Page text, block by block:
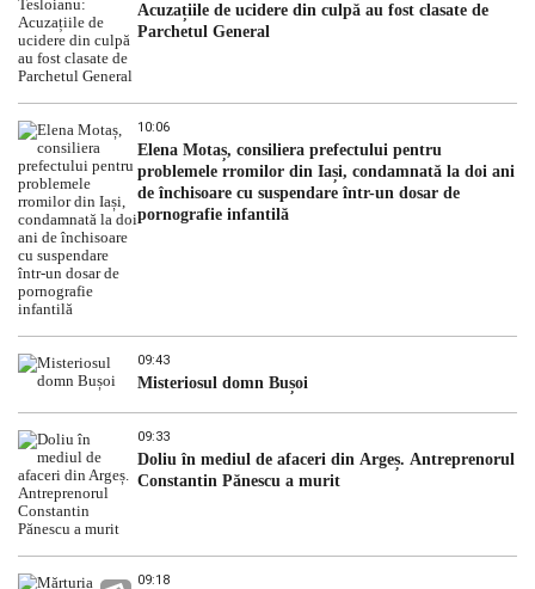
Acuzațiile de ucidere din culpă au fost clasate de
Parchetul General
10:06
Elena Motaș, consiliera prefectului pentru
problemele rromilor din Iași, condamnată la doi ani
de închisoare cu suspendare într-un dosar de
pornografie infantilă
09:43
Misteriosul domn Bușoi
09:33
Doliu în mediul de afaceri din Argeș. Antreprenorul
Constantin Pănescu a murit
09:18